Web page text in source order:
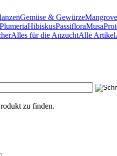
Gemüse & Gewürze
PlumeriaHibiskusPassifloraMusa
Alles für die AnzuchtAlle Artikel
zu finden.